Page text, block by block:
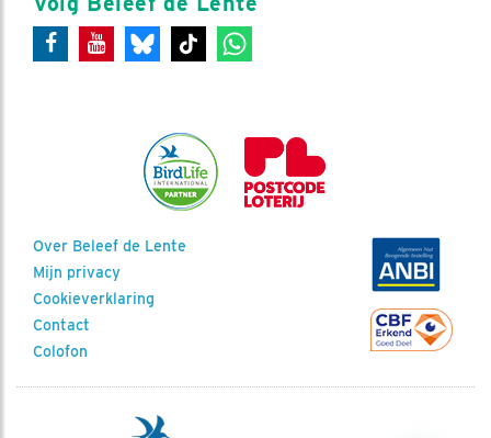
Over Beleef de Lente
Mijn privacy
Cookieverklaring
Contact
Colofon